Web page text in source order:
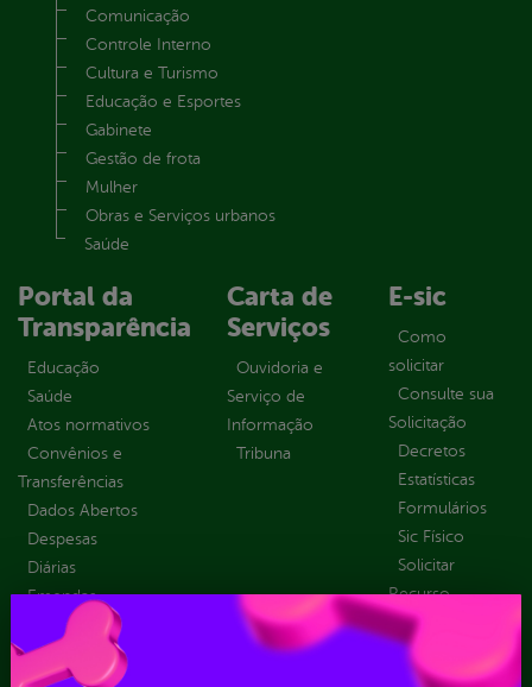
Comunicação
Controle Interno
Cultura e Turismo
Educação e Esportes
Gabinete
Gestão de frota
Mulher
Obras e Serviços urbanos
Saúde
Portal da
Transparência
Educação
Saúde
Atos normativos
Convênios e
Transferências
Dados Abertos
Despesas
Diárias
Emendas
parlamentares
Estrutura
Organizacional
Carta de
Serviços
Ouvidoria e
Serviço de
Informação
Tribuna
E-sic
Como
solicitar
Consulte sua
Solicitação
Decretos
Estatísticas
Formulários
Sic Físico
Solicitar
Recurso
Solicitar um
pedido